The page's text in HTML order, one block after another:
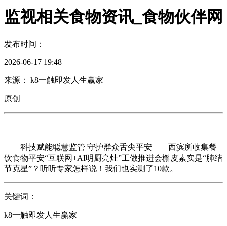
监视相关食物资讯_食物伙伴网
发布时间：
2026-06-17 19:48
来源： k8一触即发人生赢家
原创
科技赋能聪慧监管 守护群众舌尖平安——西滨所收集餐
饮食物平安“互联网+AI明厨亮灶”工做推进会槲皮素实是“肺结
节克星”？听听专家怎样说！我们也实测了10款。
关键词：
k8一触即发人生赢家